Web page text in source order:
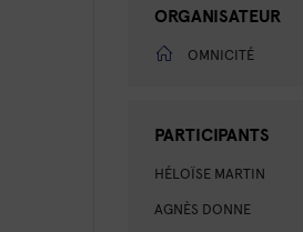
ORGANISATEUR
OMNICITÉ
PARTICIPANTS
HÉLOÏSE MARTIN
AGNÈS DONNE